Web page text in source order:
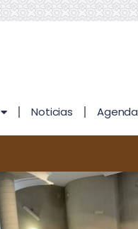
Noticias Agenda